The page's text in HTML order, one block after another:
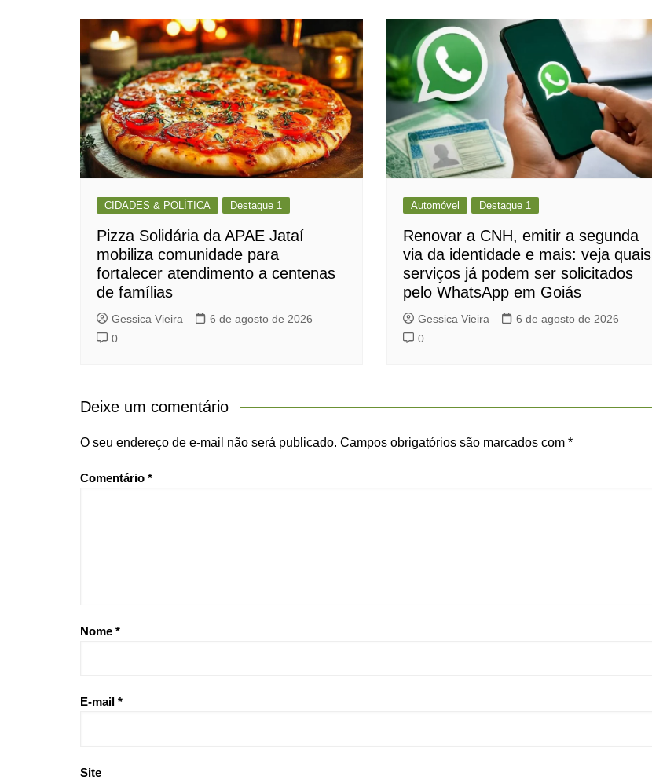
CIDADES & POLÍTICA Destaque 1
Pizza Solidária da APAE Jataí
mobiliza comunidade para
fortalecer atendimento a centenas
de famílias
Gessica Vieira
6 de agosto de 2026
0
Automóvel Destaque 1
Renovar a CNH, emitir a segunda
via da identidade e mais: veja quais
serviços já podem ser solicitados
pelo WhatsApp em Goiás
Gessica Vieira
6 de agosto de 2026
0
Deixe um comentário
O seu endereço de e-mail não será publicado. Campos obrigatórios são marcados com *
Comentário *
Nome *
E-mail *
Site